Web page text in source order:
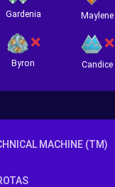
Gardenia Maylene
Byron Candice
MACHINE (TM)